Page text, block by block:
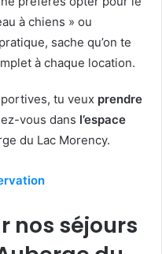
à chiens » ou
sache qu’on te
à chaque location.
tu veux prendre
vous dans l’espace
du Lac Morency.
nos séjours